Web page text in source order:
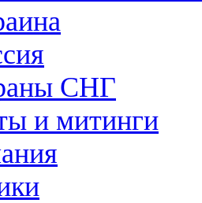
СНГ
и митинги